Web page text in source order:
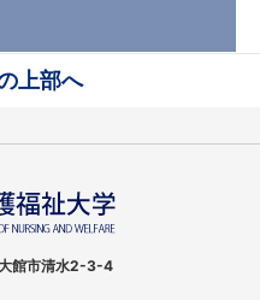
上部へ
館市清水2-3-4